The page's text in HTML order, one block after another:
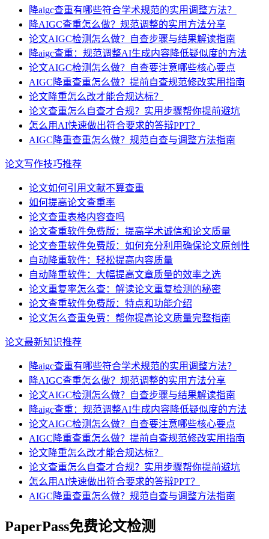
降aigc查重有哪些符合学术规范的实用调整方法？
降AIGC查重怎么做？规范调整的实用方法分享
论文AIGC检测怎么做？自查步骤与结果解读指南
降aigc查重：规范调整AI生成内容降低疑似度的方法
论文AIGC检测怎么做？自查要注意哪些核心要点
AIGC降重查重怎么做？提前自查规范修改实用指南
论文降重怎么改才能合规达标？
论文查重怎么自查才合规？实用步骤帮你提前避坑
怎么用AI快速做出符合要求的答辩PPT？
AIGC降重查重怎么做？规范自查与调整方法指南
论文写作技巧推荐
论文如何引用文献不算查重
如何提高论文查重率
论文查重表格内容查吗
论文查重软件免费版：提高学术诚信和论文质量
论文查重软件免费版：如何充分利用确保论文原创性
自动降重软件：轻松提高内容质量
自动降重软件：大幅提高文章质量的效率之选
论文重复率怎么查：解读论文重复检测的秘密
论文查重软件免费版：特点和功能介绍
论文怎么查重免费：帮你提高论文质量完整指南
论文最新知识推荐
降aigc查重有哪些符合学术规范的实用调整方法？
降AIGC查重怎么做？规范调整的实用方法分享
论文AIGC检测怎么做？自查步骤与结果解读指南
降aigc查重：规范调整AI生成内容降低疑似度的方法
论文AIGC检测怎么做？自查要注意哪些核心要点
AIGC降重查重怎么做？提前自查规范修改实用指南
论文降重怎么改才能合规达标？
论文查重怎么自查才合规？实用步骤帮你提前避坑
怎么用AI快速做出符合要求的答辩PPT？
AIGC降重查重怎么做？规范自查与调整方法指南
PaperPass免费论文检测